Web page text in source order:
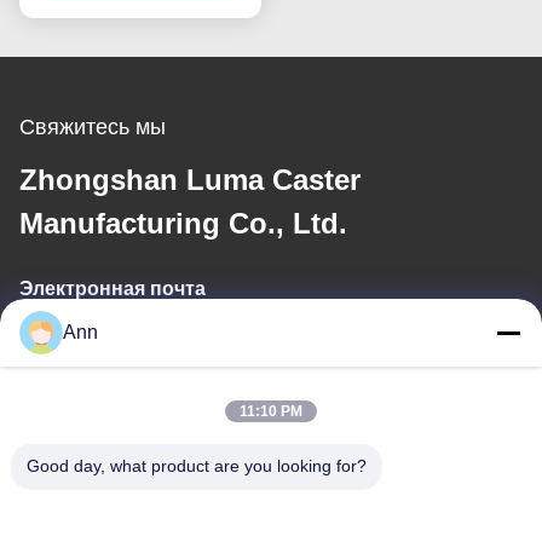
торможение жесткое
Свяжитесь мы
Zhongshan Luma Caster
Manufacturing Co., Ltd.
Электронная почта
ann@industrialwheelcasters.com
Адрес
Ann
11:10 PM
Good day, what product are you looking for?